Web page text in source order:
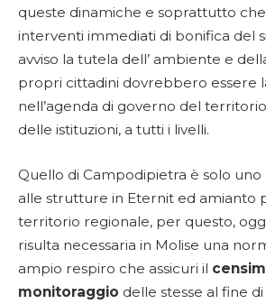
queste dinamiche e soprattutto
interventi immediati di bonifica del
avviso la tutela dell’ ambiente e
propri cittadini dovrebbero essere
nell’agenda di governo del
delle istituzioni, a tutti i livelli.
Quello di Campodipietra è solo uno
alle strutture in Eternit ed amianto
territorio regionale, per questo,
risulta necessaria in Molise una
ampio respiro che assicuri il
monitoraggio delle stesse al fine